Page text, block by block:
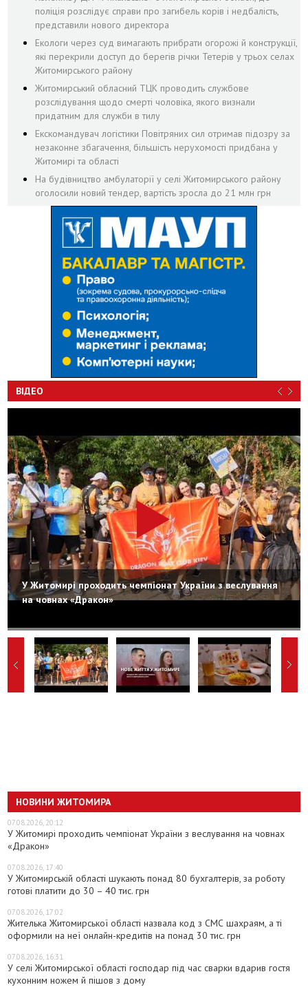
поліція розслідує справи про загибель корів і недбалість,
представили нового директора
Екологи через суд вимагають прибрати огорожі й конструкції,
які перекрили доступ до берегів річки Тетерів у трьох селах
Житомирського району
Житомирський обласний ТЦК проводить службове
розслідування щодо смерті чоловіка, якого визнали
придатним для служби в тилу
Екскомандувач логістики Повітряних сил отримав підозру за
незаконне збагачення, більшість нерухомості придбана у
Житомирі та області
На будівництво амбулаторії у селі Житомирського району
оголосили новий тендер, вартість зросла до 21 млн грн
ВІДЕО
У Житомирі проходить чемпіонат України з веслування
на човнах «Дракон»
НОВИНИ ЖИТОМИРА
07.08.2026, 20:12
У Житомирі проходить чемпіонат України з веслування на човнах
«Дракон»
07.08.2026, 17:40
У Житомирській області шукають понад 80 бухгалтерів, за роботу
готові платити до 30 – 40 тис. грн
07.08.2026, 17:02
Жителька Житомирської області назвала код з СМС шахраям, а ті
оформили на неї онлайн-кредитів на понад 30 тис. грн
07.08.2026, 16:31
У селі Житомирської області господар під час сварки вдарив гостя
кухонним ножем й пішов з дому